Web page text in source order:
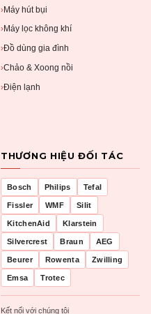
›Máy hút bụi
› Máy lọc không khí
›Đồ dùng gia đình
›Chảo & Xoong nồi
›Điện lạnh
THƯƠNG HIỆU ĐỐI TÁC
Bosch Philips Tefal
Fissler WMF Silit
KitchenAid Klarstein
Silvercrest Braun AEG
Beurer Rowenta Zwilling
Emsa Trotec
Kết nối với chúng tôi